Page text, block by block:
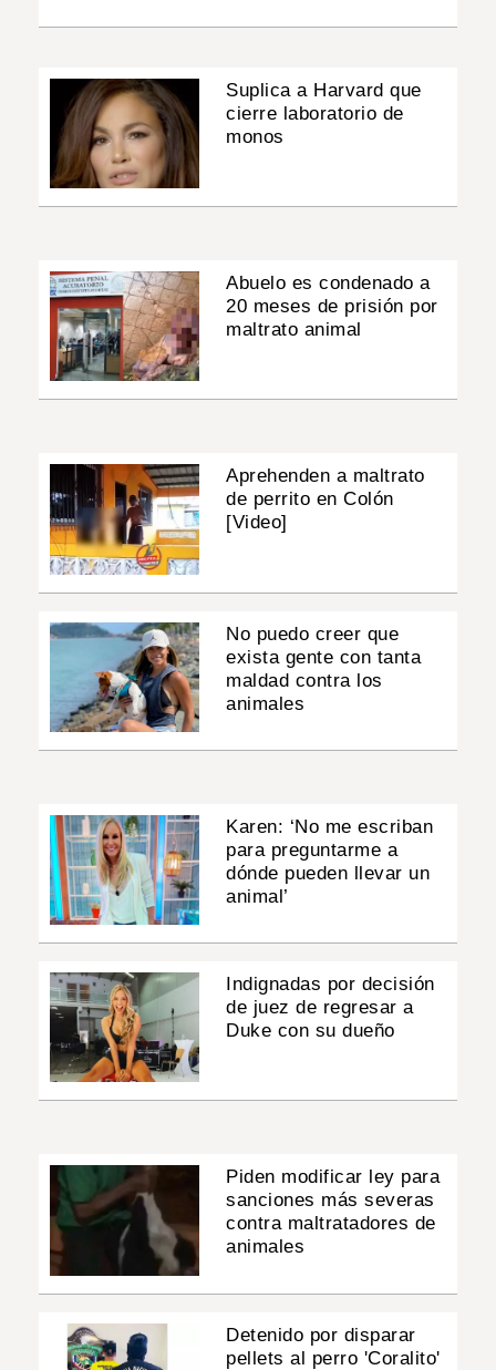
Suplica a Harvard que
cierre laboratorio de
monos
Abuelo es condenado a
20 meses de prisión por
maltrato animal
Aprehenden a maltrato
de perrito en Colón
[Video]
No puedo creer que
exista gente con tanta
maldad contra los
animales
Karen: ‘No me escriban
para preguntarme a
dónde pueden llevar un
animal’
Indignadas por decisión
de juez de regresar a
Duke con su dueño
Piden modificar ley para
sanciones más severas
contra maltratadores de
animales
Detenido por disparar
pellets al perro 'Coralito'